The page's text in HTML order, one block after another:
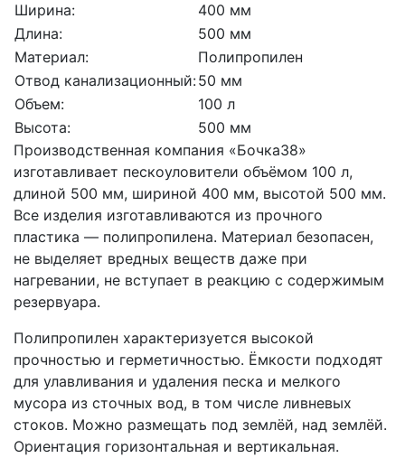
Ширина:
400 мм
Длина:
500 мм
Материал:
Полипропилен
Отвод канализационный:50 мм
Объем:
100 л
Высота:
500 мм
Производственная компания «Бочка38»
изготавливает пескоуловители объёмом 100 л,
длиной 500 мм, шириной 400 мм, высотой 500 мм.
Все изделия изготавливаются из прочного
пластика — полипропилена. Материал безопасен,
не выделяет вредных веществ даже при
нагревании, не вступает в реакцию с содержимым
резервуара.
Полипропилен характеризуется высокой
прочностью и герметичностью. Ёмкости подходят
для улавливания и удаления песка и мелкого
мусора из сточных вод, в том числе ливневых
стоков. Можно размещать под землёй, над землёй.
Ориентация горизонтальная и вертикальная.